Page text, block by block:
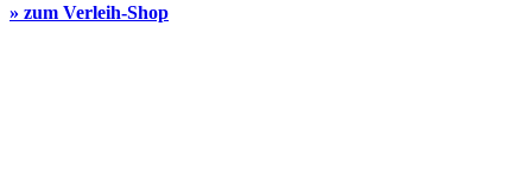
» zum Verleih-Shop